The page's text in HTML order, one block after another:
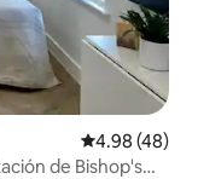
Calificación
4.98 (48)
de Bishop's